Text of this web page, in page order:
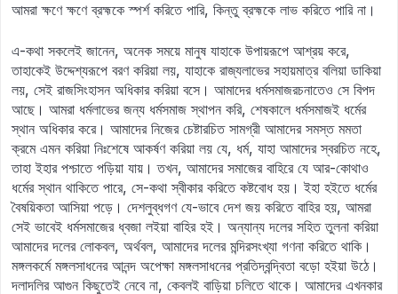
আমরা ক্ষণে ক্ষণে ব্রহ্মকে স্পর্শ করিতে পারি, কিন্তু ব্রহ্মকে লাভ করিতে পারি না।
এ-কথা সকলেই জানেন, অনেক সময়ে মানুষ যাহাকে উপায়রূপে আশ্রয় করে,
তাহাকেই উদ্দেশ্যরূপে বরণ করিয়া লয়, যাহাকে রাজ্যলাভের সহায়মাত্র বলিয়া ডাকিয়া
লয়, সেই রাজসিংহাসন অধিকার করিয়া বসে। আমাদের ধর্মসমাজরচনাতেও সে বিপদ
আছে। আমরা ধর্মলাভের জন্য ধর্মসমাজ স্থাপন করি, শেষকালে ধর্মসমাজই ধর্মের
স্থান অধিকার করে। আমাদের নিজের চেষ্টারচিত সামগ্রী আমাদের সমস্ত মমতা
ক্রমে এমন করিয়া নিঃশেষে আকর্ষণ করিয়া লয় যে, ধর্ম, যাহা আমাদের স্বরচিত নহে,
তাহা ইহার পশ্চাতে পড়িয়া যায়। তখন, আমাদের সমাজের বাহিরে যে আর-কোথাও
ধর্মের স্থান থাকিতে পারে, সে-কথা স্বীকার করিতে কষ্টবোধ হয়। ইহা হইতে ধর্মের
বৈষয়িকতা আসিয়া পড়ে। দেশলুব্ধগণ যে-ভাবে দেশ জয় করিতে বাহির হয়, আমরা
সেই ভাবেই ধর্মসমাজের ধ্বজা লইয়া বাহির হই। অন্যান্য দলের সহিত তুলনা করিয়া
আমাদের দলের লোকবল, অর্থবল, আমাদের দলের মন্দিরসংখ্যা গণনা করিতে থাকি।
মঙ্গলকর্মে মঙ্গলসাধনের আনন্দ অপেক্ষা মঙ্গলসাধনের প্রতিদ্বন্দ্বিতা বড়ো হইয়া উঠে।
দলাদলির আগুন কিছুতেই নেবে না, কেবলই বাড়িয়া চলিতে থাকে। আমাদের এখনকার